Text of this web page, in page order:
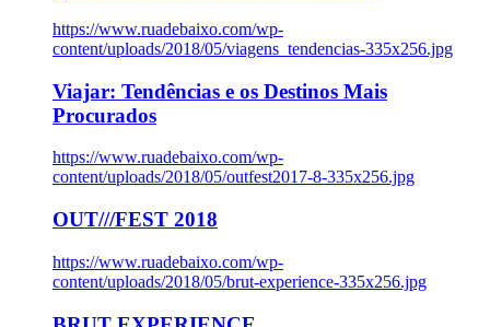
https://www.ruadebaixo.com/wp-
content/uploads/2018/05/viagens_tendencias-335x256.jpg
Viajar: Tendências e os Destinos Mais
Procurados
https://www.ruadebaixo.com/wp-
content/uploads/2018/05/outfest2017-8-335x256.jpg
OUT///FEST 2018
https://www.ruadebaixo.com/wp-
content/uploads/2018/05/brut-experience-335x256.jpg